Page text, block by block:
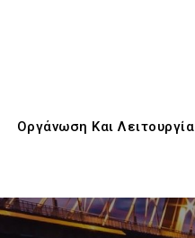
Οργάνωση Και Λειτουργία